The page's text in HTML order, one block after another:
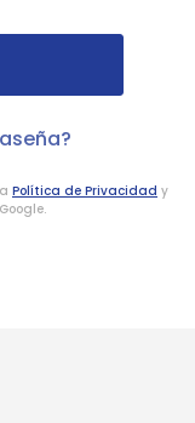
Política de Privacidad y